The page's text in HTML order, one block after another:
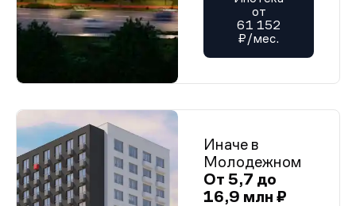
от
61 152
₽/мес.
Иначе в
Молодежном
От 5,7 до
16,9 млн ₽